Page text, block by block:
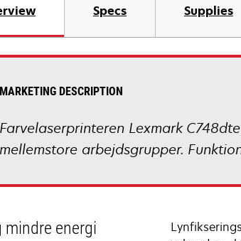
Specs Supplies
MARKETING DESCRIPTION
Farvelaserprinteren Lexmark
mellemstore arbejdsgrupper.
mindre energi